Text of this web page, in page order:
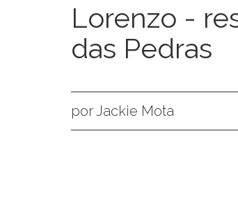
Lorenzo -
das Pedras
por Jackie Mota